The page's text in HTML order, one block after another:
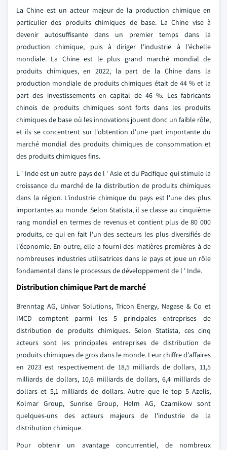
La Chine est un acteur majeur de la production chimique en
particulier des produits chimiques de base. La Chine vise à
devenir autosuffisante dans un premier temps dans la
production chimique, puis à diriger l'industrie à l'échelle
mondiale. La Chine est le plus grand marché mondial de
produits chimiques, en 2022, la part de la Chine dans la
production mondiale de produits chimiques était de 44 % et la
part des investissements en capital de 46 %. Les fabricants
chinois de produits chimiques sont forts dans les produits
chimiques de base où les innovations jouent donc un faible rôle,
et ils se concentrent sur l'obtention d'une part importante du
marché mondial des produits chimiques de consommation et
des produits chimiques fins.
L ' Inde est un autre pays de l ' Asie et du Pacifique qui stimule la
croissance du marché de la distribution de produits chimiques
dans la région. L'industrie chimique du pays est l'une des plus
importantes au monde. Selon Statista, il se classe au cinquième
rang mondial en termes de revenus et contient plus de 80 000
produits, ce qui en fait l'un des secteurs les plus diversifiés de
l'économie. En outre, elle a fourni des matières premières à de
nombreuses industries utilisatrices dans le pays et joue un rôle
fondamental dans le processus de développement de l ' Inde.
Distribution chimique Part de marché
Brenntag AG, Univar Solutions, Tricon Energy, Nagase & Co et
IMCD comptent parmi les 5 principales entreprises de
distribution de produits chimiques. Selon Statista, ces cinq
acteurs sont les principales entreprises de distribution de
produits chimiques de gros dans le monde. Leur chiffre d'affaires
en 2023 est respectivement de 18,5 milliards de dollars, 11,5
milliards de dollars, 10,6 milliards de dollars, 6,4 milliards de
dollars et 5,1 milliards de dollars. Autre que le top 5 Azelis,
Kolmar Group, Sunrise Group, Helm AG, Czarnikow sont
quelques-uns des acteurs majeurs de l'industrie de la
distribution chimique.
Pour obtenir un avantage concurrentiel, de nombreux